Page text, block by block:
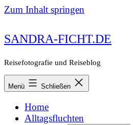
Zum Inhalt springen
SANDRA-FICHT.DE
Reisefotografie und Reiseblog
Menü Schließen
Home
Alltagsfluchten